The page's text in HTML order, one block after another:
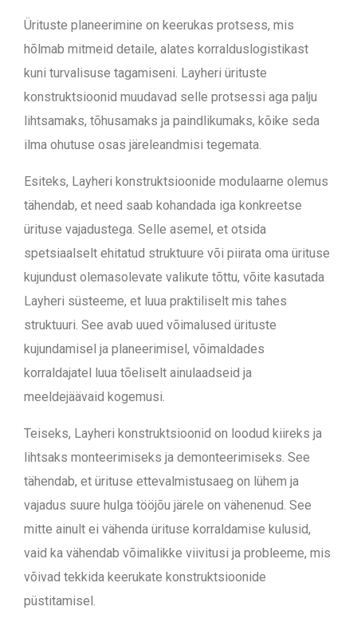
Ürituste planeerimine on keerukas protsess, mis
hõlmab mitmeid detaile, alates korralduslogistikast
kuni turvalisuse tagamiseni. Layheri ürituste
konstruktsioonid muudavad selle protsessi aga palju
lihtsamaks, tõhusamaks ja paindlikumaks, kõike seda
ilma ohutuse osas järeleandmisi tegemata.
Esiteks, Layheri konstruktsioonide modulaarne olemus
tähendab, et need saab kohandada iga konkreetse
ürituse vajadustega. Selle asemel, et otsida
spetsiaalselt ehitatud struktuure või piirata oma ürituse
kujundust olemasolevate valikute tõttu, võite kasutada
Layheri süsteeme, et luua praktiliselt mis tahes
struktuuri. See avab uued võimalused ürituste
kujundamisel ja planeerimisel, võimaldades
korraldajatel luua tõeliselt ainulaadseid ja
meeldejäävaid kogemusi.
Teiseks, Layheri konstruktsioonid on loodud kiireks ja
lihtsaks monteerimiseks ja demonteerimiseks. See
tähendab, et ürituse ettevalmistusaeg on lühem ja
vajadus suure hulga tööjõu järele on vähenenud. See
mitte ainult ei vähenda ürituse korraldamise kulusid,
vaid ka vähendab võimalikke viivitusi ja probleeme, mis
võivad tekkida keerukate konstruktsioonide
püstitamisel.